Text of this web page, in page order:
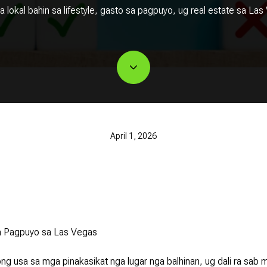
lokal bahin sa lifestyle, gasto sa pagpuyo, ug real estate sa Las
April 1, 2026
sa Las Vegas
usa sa mga pinakasikat nga lugar nga balhinan, ug dali ra sab